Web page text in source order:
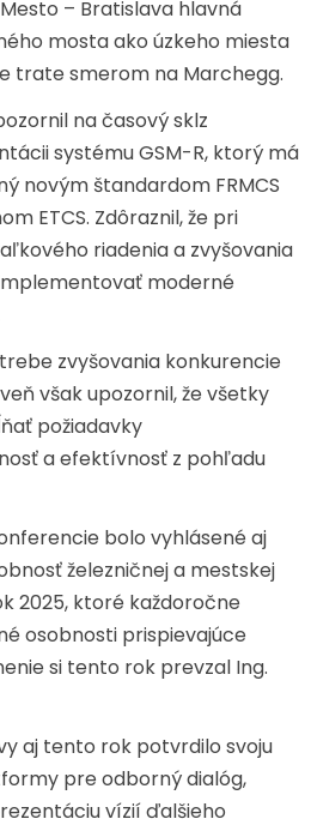
– Bratislava hlavná
mosta ako úzkeho miesta
trate smerom na Marchegg.
na časový sklz
systému GSM-R, ktorý má
novým štandardom FRMCS
ETCS. Zdôraznil, že pri
riadenia a zvyšovania
moderné
zvyšovania konkurencie
však upozornil, že všetky
požiadavky
a efektívnosť z pohľadu
bolo vyhlásené aj
železničnej a mestskej
2025, ktoré každoročne
osobnosti prispievajúce
si tento rok prevzal Ing.
aj tento rok potvrdilo svoju
pre odborný dialóg,
vízií ďalšieho